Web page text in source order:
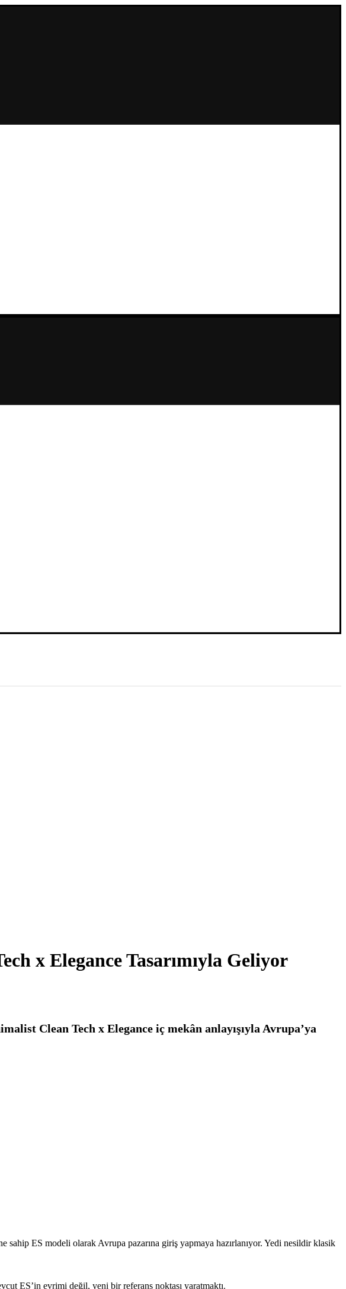
x Elegance Tasarımıyla Geliyor
Clean Tech x Elegance iç mekân anlayışıyla Avrupa’ya
ES modeli olarak Avrupa pazarına giriş yapmaya hazırlanıyor. Yedi nesildir klasik
ES’in evrimi değil, yeni bir referans noktası yaratmaktı.